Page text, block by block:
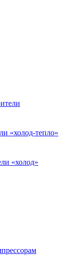
«холод-тепло»
«холод»